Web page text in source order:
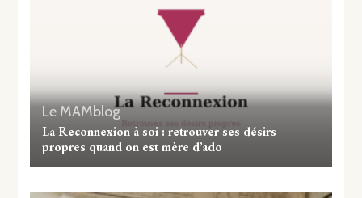
Le MAMblog
La Reconnexion à soi : retrouver ses désirs
propres quand on est mère d’ado